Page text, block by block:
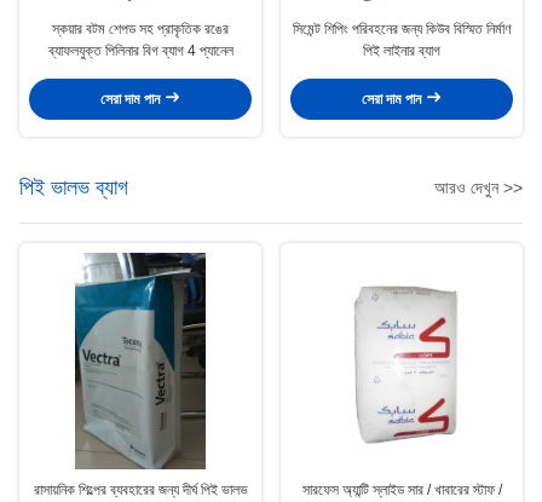
স্কয়ার বটম শেপড সহ প্রাকৃতিক রঙের
ব্যাফলযুক্ত পিলিনার বিগ ব্যাগ 4 প্যানেল
সেরা দাম পান
সিমেন্ট শিপিং পরিবহনের জন্য কিউব বিস্মিত নির্মাণ
পিই লাইনার ব্যাগ
সেরা দাম পান
পিই ভালভ ব্যাগ আরও দেখুন >>
রাসায়নিক শিল্পের ব্যবহারের জন্য দীর্ঘ পিই ভালভ
সারফেস অ্যান্টি স্লাইড সার / খাবারের স্টাফ /